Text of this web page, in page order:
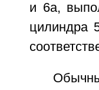
и 6а,
цилиндра